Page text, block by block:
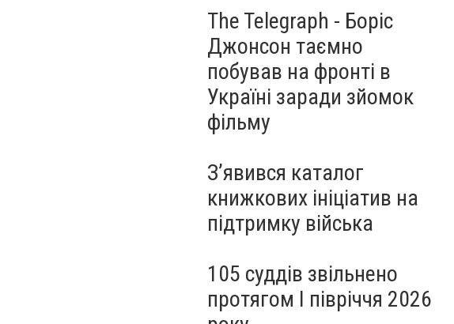
The Telegraph - Боріс
Джонсон таємно
побував на фронті в
Україні заради зйомок
фільму
З’явився каталог
книжкових ініціатив на
підтримку війська
105 суддів звільнено
протягом I півріччя 2026